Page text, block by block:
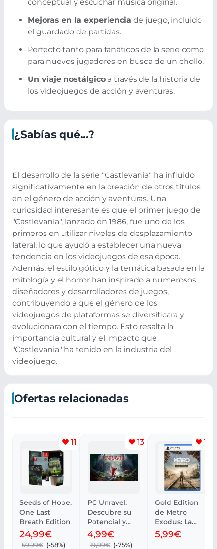
conceptual y escuchar música original.
Mejoras en la experiencia de juego, incluido
el guardado de partidas.
Perfecto tanto para fanáticos de la serie como
para nuevos jugadores en busca de un chollo.
Un viaje nostálgico a través de la historia de
los videojuegos de acción y aventuras.
¿Sabías qué...?
El desarrollo de la serie "Castlevania" ha influido
significativamente en la creación de otros títulos
en el género de acción y aventuras. Una
curiosidad interesante es que el primer juego de
"Castlevania", lanzado en 1986, fue uno de los
primeros en utilizar niveles de desplazamiento
lateral, lo que ayudó a establecer una nueva
tendencia en los videojuegos de esa época.
Además, el estilo gótico y la temática basada en la
mitología y el horror han inspirado a numerosos
diseñadores y desarrolladores de juegos,
contribuyendo a que el género de los
videojuegos de plataformas se diversificara y
evolucionara con el tiempo. Esto resalta la
importancia cultural y el impacto que
"Castlevania" ha tenido en la industria del
videojuego.
Ofertas relacionadas
11
Seeds of Hope:
One Last
Breath Edition
24,99€
59,99€ (-58%)
13
PC Unravel:
Descubre su
Potencial y
Rendimiento
4,99€
19,99€ (-75%)
10
Gold Edition
de Metro
Exodus: La
Saga
Completa
5,99€